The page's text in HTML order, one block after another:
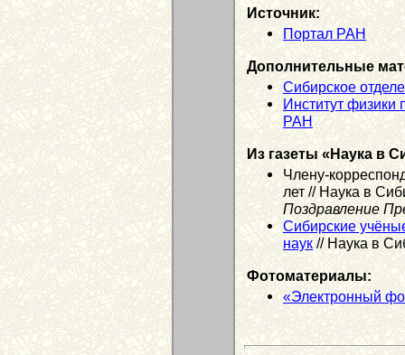
Источник:
Портал РАН
Дополнительные
Сибирское
Институт
РАН
Из газеты «Наука в
Члену-
лет // Наука в
Поздравление
Сибирские
наук// Наука в
Фотоматериалы:
«Электронный